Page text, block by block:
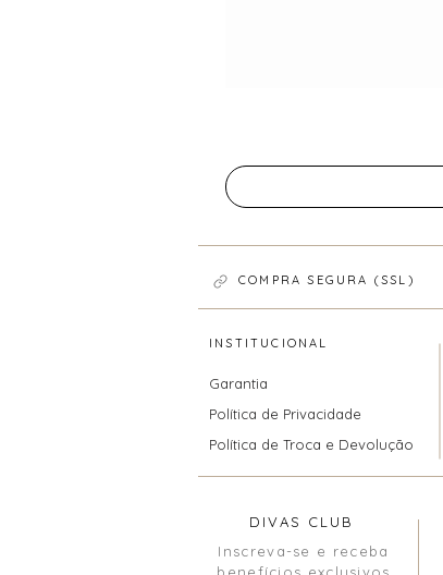
COMPRA SEGURA (SSL)
INSTITUCIONAL
Garantia
Política de Privacidade
Política de Troca e Devolução
DIVAS CLUB
Inscreva-se e receba
benefícios exclusivos